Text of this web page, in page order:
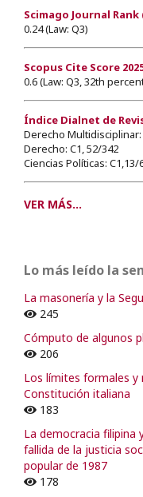
Scimago Journal Rank
0.24 (Law: Q3)
Scopus Cite Score
0.6 (Law: Q3, 32th
Índice Dialnet de
Derecho Multidisciplinar:
Derecho: C1, 52/342
Ciencias Políticas: C1,13/
VER MÁS...
Lo más leído la
La masonería y la
245
Cómputo de algunos
206
Los límites formales y
Constitución italiana
183
La democracia filipina
fallida de la justicia
popular de 1987
178